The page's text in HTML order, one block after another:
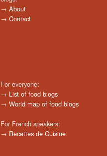
→ About
→ Contact
For everyone:
→ List of food blogs
→ World map of food blogs
For French speakers:
→ Recettes de Cuisine